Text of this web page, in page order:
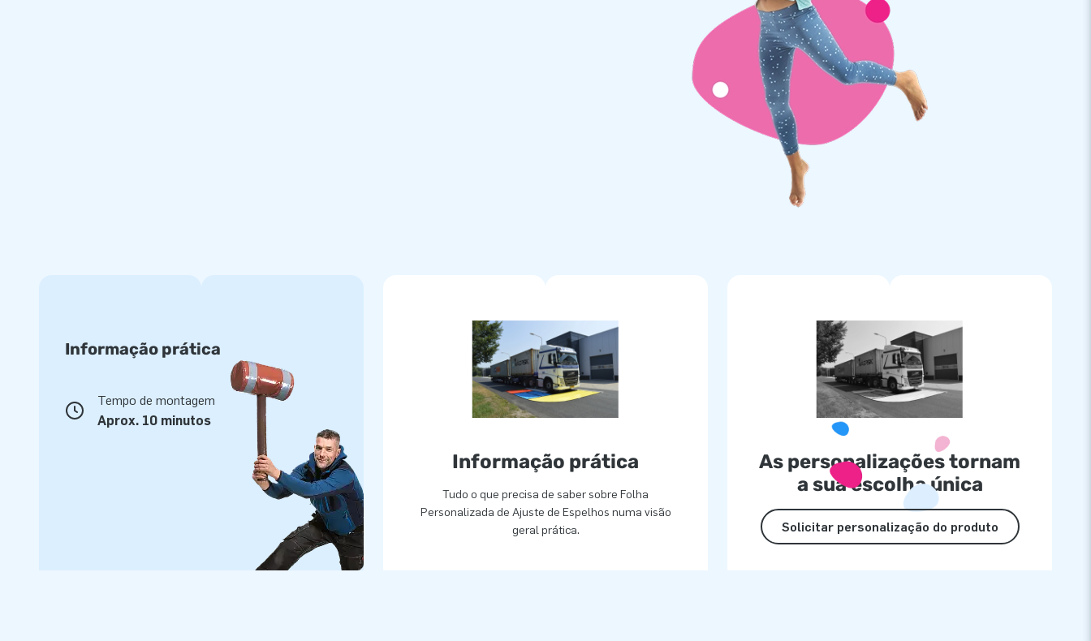
Informação prática
Tempo de montagem
Aprox. 10 minutos
Informação prática
Tudo o que precisa de saber sobre Folha
Personalizada de Ajuste de Espelhos numa visão
geral prática.
As personalizações tornam
a sua escolha única
Solicitar personalização do produto